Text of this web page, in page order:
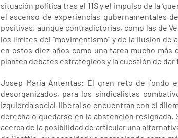
situación política tras el 11S y el impulso de la
el ascenso de experiencias gubernamentales
positivas, aunque contradictorias, como las de
los límites del “movimentismo” y de la ilusión
en estos diez años como una tarea mucho
plantea debates estratégicos y la cuestión de
Josep Maria Antentas: El gran reto de fondo
desorganizados, para los sindicalistas
izquierda social-liberal se encuentran con el
derecha o quedarse en la abstención
acerca de la posibilidad de articular una